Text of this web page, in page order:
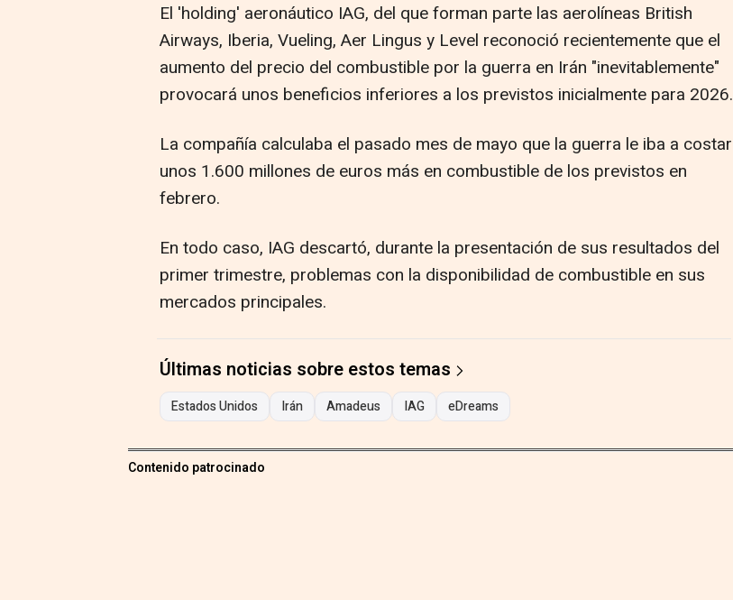
El 'holding' aeronáutico IAG, del que forman parte las aerolíneas British
Airways, Iberia, Vueling, Aer Lingus y Level reconoció recientemente que el
aumento del precio del combustible por la guerra en Irán "inevitablemente"
provocará unos beneficios inferiores a los previstos inicialmente para 2026.
La compañía calculaba el pasado mes de mayo que la guerra le iba a costar
unos 1.600 millones de euros más en combustible de los previstos en
febrero.
En todo caso, IAG descartó, durante la presentación de sus resultados del
primer trimestre, problemas con la disponibilidad de combustible en sus
mercados principales.
Últimas noticias sobre estos temas
Estados Unidos Irán Amadeus IAG eDreams
Contenido patrocinado